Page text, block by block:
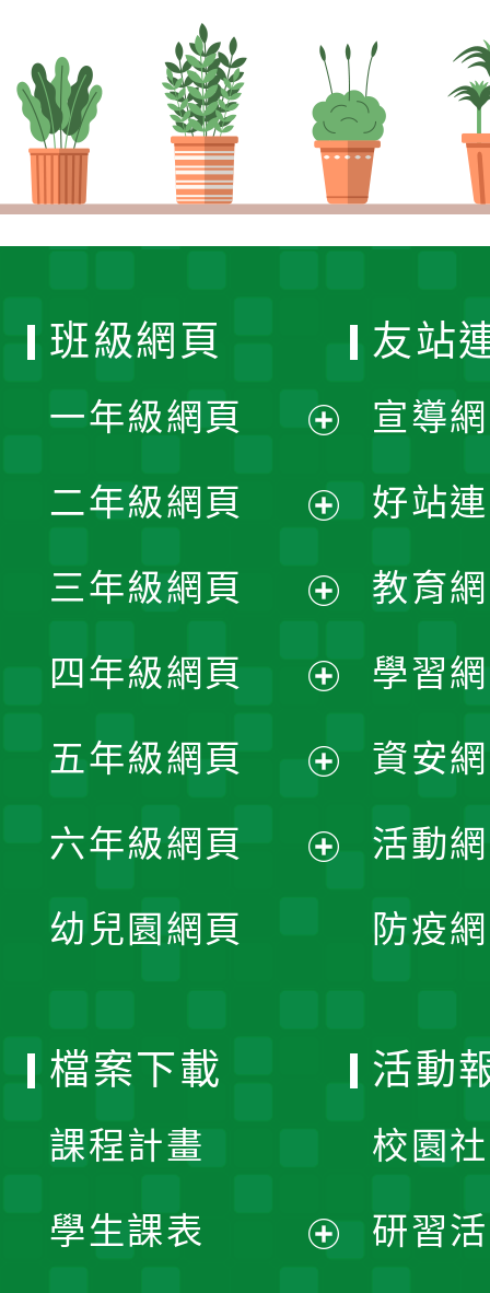
班級網頁
一年級網頁
開
選
單
二年級網頁
開
選
單
三年級網頁
開
選
單
四年級網頁
開
選
五年級網頁
開
六年級網頁
幼兒園網頁
友站
宣導
好站
教育
學習
資安
活動
防疫
檔案下載
課程計畫
學生課表
活動
校園
研習